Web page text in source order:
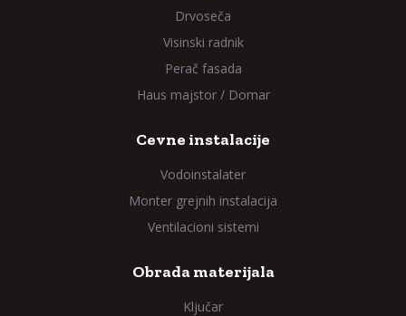
Drvoseča
Visinski radnik
Perač fasada
Haus majstor / Domar
Cevne instalacije
Vodoinstalater
Monter grejnih instalacija
Ventilacioni sistemi
Obrada materijala
Ključar